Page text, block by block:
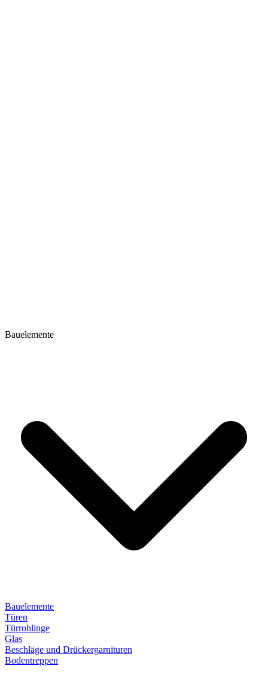
Bauelemente
Bauelemente
Türen
Türrohlinge
Glas
Beschläge und Drückergarnituren
Bodentreppen